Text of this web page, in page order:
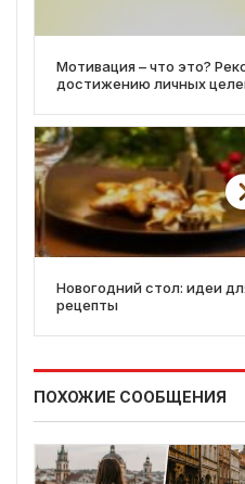
Мотивация – что это?
достижению личных
Новогодний стол: идеи
рецепты
ПОХОЖИЕ СООБЩЕНИЯ